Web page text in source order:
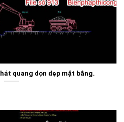
quang dọn dẹp mặt bằng.